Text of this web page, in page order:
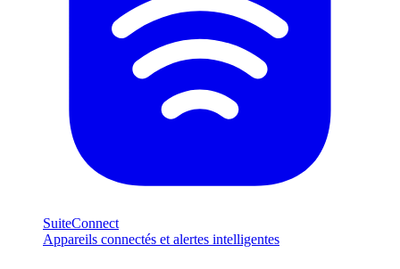
SuiteConnect
Appareils connectés et alertes intelligentes